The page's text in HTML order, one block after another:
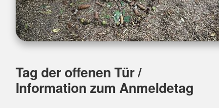
Tag der offenen Tür /
Information zum Anmeldetag